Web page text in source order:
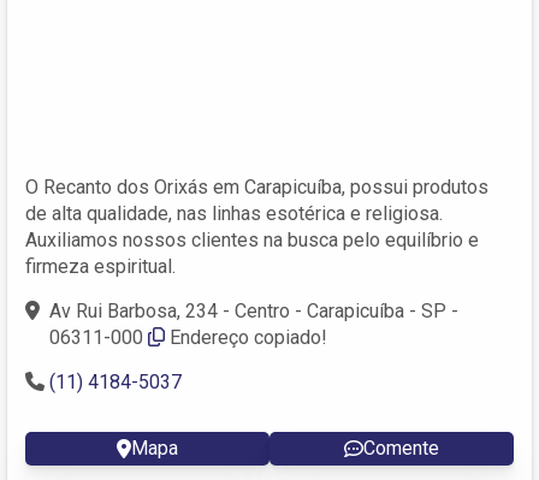
O Recanto dos Orixás em Carapicuíba, possui produtos
de alta qualidade, nas linhas esotérica e religiosa.
Auxiliamos nossos clientes na busca pelo equilíbrio e
firmeza espiritual.
Av Rui Barbosa, 234 - Centro - Carapicuíba - SP -
06311-000
Endereço copiado!
(11) 4184-5037
Mapa Comente